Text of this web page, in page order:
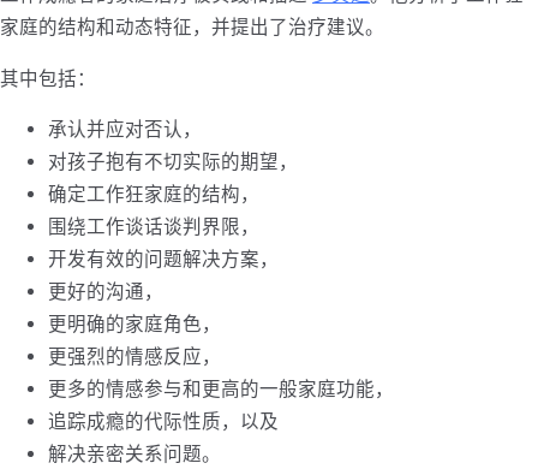
家庭的结构和动态特征，并提出了治疗建议。
其中包括：
承认并应对否认，
对孩子抱有不切实际的期望，
确定工作狂家庭的结构，
围绕工作谈话谈判界限，
开发有效的问题解决方案，
更好的沟通，
更明确的家庭角色，
更强烈的情感反应，
更多的情感参与和更高的一般家庭功能，
追踪成瘾的代际性质，以及
解决亲密关系问题。